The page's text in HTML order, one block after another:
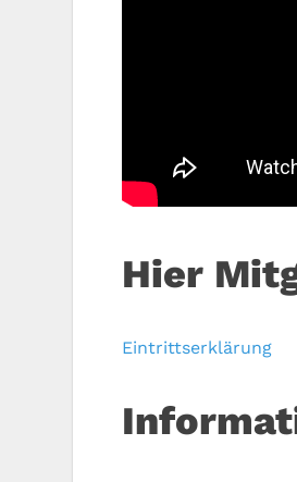
Hier
Eintrittserklärung